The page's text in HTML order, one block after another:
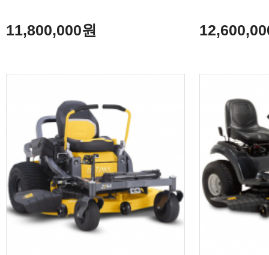
11,800,000원